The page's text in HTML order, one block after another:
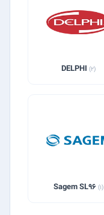
DELPHI(2)
Sagem SL96(1)